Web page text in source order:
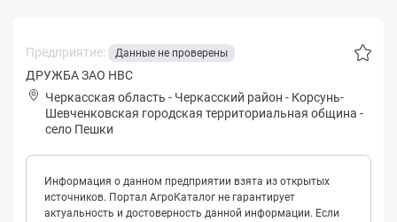
Предприятие: Данные не проверены
ДРУЖБА ЗАО НВС
Черкасская область - Черкасский район - Кoрсунь-
Шевченковская городская территориальная община -
село Пешки
Информация о данном предприятии взята из открытых
источников. Портал АгроКаталог не гарантирует
актуальность и достоверность данной информации. Если